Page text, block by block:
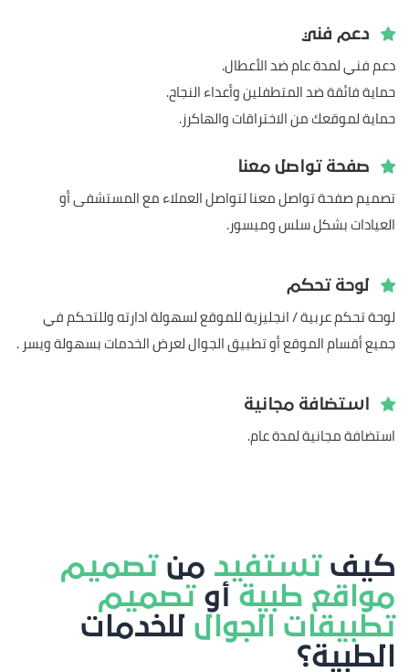
دعم فني
دعم فني لمدة عام ضد الأعطال.
حماية فائقة ضد المتطفلين وأعداء النجاح.
حماية لموقعك من الاختراقات والهاكرز.
صفحة تواصل معنا
تصميم صفحة تواصل معنا لتواصل العملاء مع المستشفى أو
العيادات بشكل سلس وميسور.
لوحة تحكم
لوحة تحكم عربية / انجليزية للموقع لسهولة ادارته وللتحكم في
جميع أقسام الموقع أو تطبيق الجوال لعرض الخدمات بسهولة ويسر .
استضافة مجانية
استضافة مجانية لمدة عام.
كيفتستفيد منتصميم
مواقع طبية أوتصميم
تطبيقات الجوال للخدمات
الطبية؟